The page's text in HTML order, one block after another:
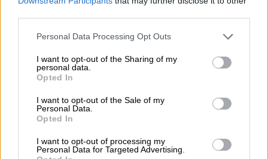
Please note that this website/app uses one or more Google
not limited to your visit or usage behaviour. You may click to
grant or deny consent to Google and its third-party tags to
use your data for below specified purposes in below Google
consent section.
Personal Data Processing Opt Outs
I want to opt-out of the Sharing of my
personal data.
Opted In
I want to opt-out of the Sale of my
Personal Data.
Opted In
I want to opt-out of processing my
Personal Data for Targeted Advertising.
τον κίνδυνο. Ο ρυθμός στο ματς έπεσε και
το παιχνίδι έγινε πιο νευρικό με τους
παίκτες των δύο ομάδων να δίνουν μεγάλες
καλή στιγμή στο 27' με κεφαλιά του
Αουγκούστο, ενώ ο Μαντσίνι προσπάθησε να
αιφνιδιάσει τον Κοτάρσκι με ένα δυνατό
μακρινό σουτ στο 35' αλλά ο Κροάτης ήταν